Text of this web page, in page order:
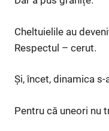
Cheltuielile au
Respectul – cerut.
Și, încet, dinamica
Pentru că uneori nu